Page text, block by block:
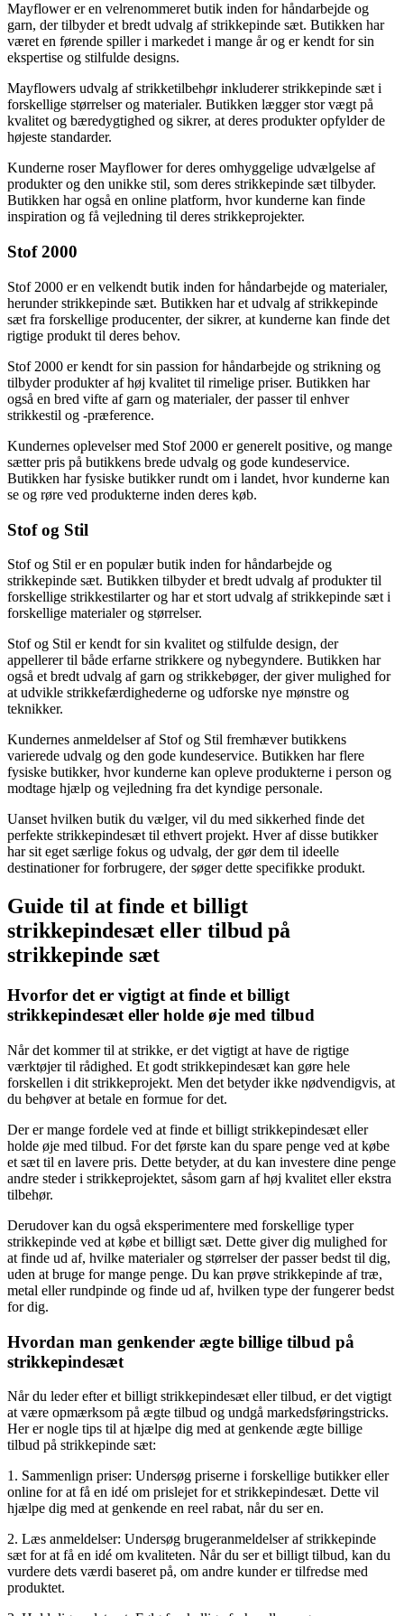
Mayflower er en velrenommeret butik inden for håndarbejde og
garn, der tilbyder et bredt udvalg af strikkepinde sæt. Butikken har
været en førende spiller i markedet i mange år og er kendt for sin
ekspertise og stilfulde designs.
Mayflowers udvalg af strikketilbehør inkluderer strikkepinde sæt i
forskellige størrelser og materialer. Butikken lægger stor vægt på
kvalitet og bæredygtighed og sikrer, at deres produkter opfylder de
højeste standarder.
Kunderne roser Mayflower for deres omhyggelige udvælgelse af
produkter og den unikke stil, som deres strikkepinde sæt tilbyder.
Butikken har også en online platform, hvor kunderne kan finde
inspiration og få vejledning til deres strikkeprojekter.
Stof 2000
Stof 2000 er en velkendt butik inden for håndarbejde og materialer,
herunder strikkepinde sæt. Butikken har et udvalg af strikkepinde
sæt fra forskellige producenter, der sikrer, at kunderne kan finde det
rigtige produkt til deres behov.
Stof 2000 er kendt for sin passion for håndarbejde og strikning og
tilbyder produkter af høj kvalitet til rimelige priser. Butikken har
også en bred vifte af garn og materialer, der passer til enhver
strikkestil og -præference.
Kundernes oplevelser med Stof 2000 er generelt positive, og mange
sætter pris på butikkens brede udvalg og gode kundeservice.
Butikken har fysiske butikker rundt om i landet, hvor kunderne kan
se og røre ved produkterne inden deres køb.
Stof og Stil
Stof og Stil er en populær butik inden for håndarbejde og
strikkepinde sæt. Butikken tilbyder et bredt udvalg af produkter til
forskellige strikkestilarter og har et stort udvalg af strikkepinde sæt i
forskellige materialer og størrelser.
Stof og Stil er kendt for sin kvalitet og stilfulde design, der
appellerer til både erfarne strikkere og nybegyndere. Butikken har
også et bredt udvalg af garn og strikkebøger, der giver mulighed for
at udvikle strikkefærdighederne og udforske nye mønstre og
teknikker.
Kundernes anmeldelser af Stof og Stil fremhæver butikkens
varierede udvalg og den gode kundeservice. Butikken har flere
fysiske butikker, hvor kunderne kan opleve produkterne i person og
modtage hjælp og vejledning fra det kyndige personale.
Uanset hvilken butik du vælger, vil du med sikkerhed finde det
perfekte strikkepindesæt til ethvert projekt. Hver af disse butikker
har sit eget særlige fokus og udvalg, der gør dem til ideelle
destinationer for forbrugere, der søger dette specifikke produkt.
Guide til at finde et billigt
strikkepindesæt eller tilbud på
strikkepinde sæt
Hvorfor det er vigtigt at finde et billigt
strikkepindesæt eller holde øje med tilbud
Når det kommer til at strikke, er det vigtigt at have de rigtige
værktøjer til rådighed. Et godt strikkepindesæt kan gøre hele
forskellen i dit strikkeprojekt. Men det betyder ikke nødvendigvis, at
du behøver at betale en formue for det.
Der er mange fordele ved at finde et billigt strikkepindesæt eller
holde øje med tilbud. For det første kan du spare penge ved at købe
et sæt til en lavere pris. Dette betyder, at du kan investere dine penge
andre steder i strikkeprojektet, såsom garn af høj kvalitet eller ekstra
tilbehør.
Derudover kan du også eksperimentere med forskellige typer
strikkepinde ved at købe et billigt sæt. Dette giver dig mulighed for
at finde ud af, hvilke materialer og størrelser der passer bedst til dig,
uden at bruge for mange penge. Du kan prøve strikkepinde af træ,
metal eller rundpinde og finde ud af, hvilken type der fungerer bedst
for dig.
Hvordan man genkender ægte billige tilbud på
strikkepindesæt
Når du leder efter et billigt strikkepindesæt eller tilbud, er det vigtigt
at være opmærksom på ægte tilbud og undgå markedsføringstricks.
Her er nogle tips til at hjælpe dig med at genkende ægte billige
tilbud på strikkepinde sæt:
1. Sammenlign priser: Undersøg priserne i forskellige butikker eller
online for at få en idé om prislejet for et strikkepindesæt. Dette vil
hjælpe dig med at genkende en reel rabat, når du ser en.
2. Læs anmeldelser: Undersøg brugeranmeldelser af strikkepinde
sæt for at få en idé om kvaliteten. Når du ser et billigt tilbud, kan du
vurdere dets værdi baseret på, om andre kunder er tilfredse med
produktet.